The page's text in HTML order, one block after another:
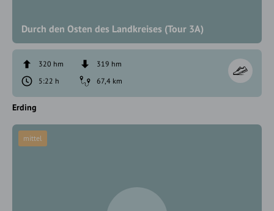
Durch den Osten des Landkreises (Tour 3A)
320 hm
319 hm
5:22 h
67,4 km
Erding
mittel